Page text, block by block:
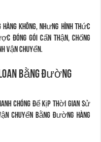
không, nhưng hình thức
đóng gói cẩn thận, chống
vận chuyển.
bằng đường
chóng để kịp thời gian sử
chuyển bằng đường hàng